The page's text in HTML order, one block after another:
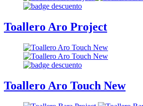
Toallero Aro Project
Toallero Aro Touch New